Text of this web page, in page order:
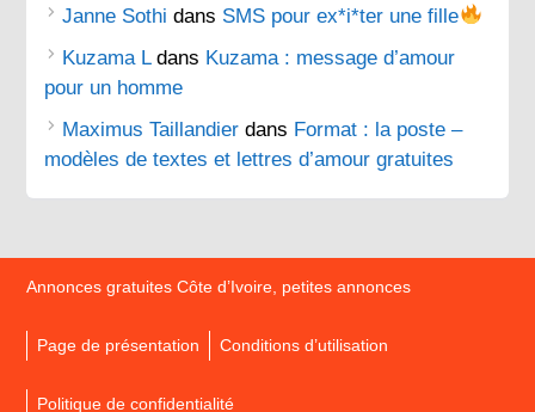
Janne Sothi dans SMS pour ex*i*ter une fille
Kuzama Ldans Kuzama : message d’amour
pour un homme
Maximus Taillandier dans Format : la poste –
modèles de textes et lettres d’amour gratuites
Annonces gratuites Côte d’Ivoire, petites annonces
Page de présentation Conditions d’utilisation
Politique de confidentialité